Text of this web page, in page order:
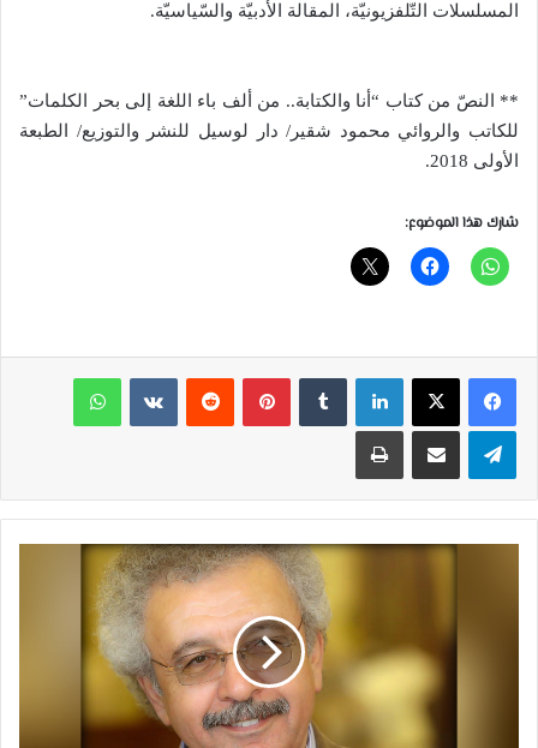
المسلسلات التّلفزيونيّة، المقالة الأدبيّة والسّياسيّة.
** النصّ من كتاب “أنا والكتابة.. من ألف باء اللغة إلى بحر الكلمات”
للكاتب والروائي محمود شقير/ دار لوسيل للنشر والتوزيع/ الطبعة
الأولى 2018.
شارك هذا الموضوع:
لينكدإن بينتيريست واتساب
تيلقرام مشاركة عبر البريد طباعة